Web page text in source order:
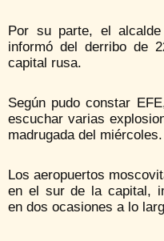
Por su parte, el
informó del derribo de
capital rusa.
Según pudo constar
escuchar varias
madrugada del miércoles.
Los aeropuertos
en el sur de la capital,
en dos ocasiones a lo